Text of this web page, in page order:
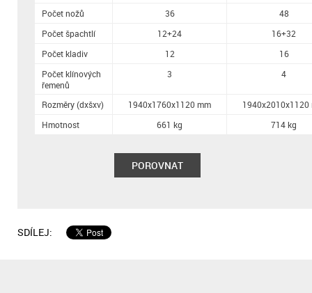
Počet nožů
Počet špachtlí
Počet kladiv
Počet klínových
řemenů
Rozměry (dxšxv)
Hmotnost
36
48
12+24
16+32
12
16
3
4
1940x1760x1120 mm
1940x2010x1120
661 kg
714 kg
POROVNAT
SDÍLEJ: